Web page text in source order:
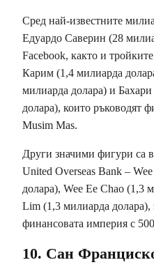
Сред най-известните
Едуардо Саверин (28
Facebook, както и
Карим (1,4 милиарда
милиарда долара) и
долара), които ръководят
Musim Mas.
Други значими фигури са
United Overseas Bank –
долара), Wee Ee Chao (1,3
Lim (1,3 милиарда долара),
финансовата империя с
10. Сан